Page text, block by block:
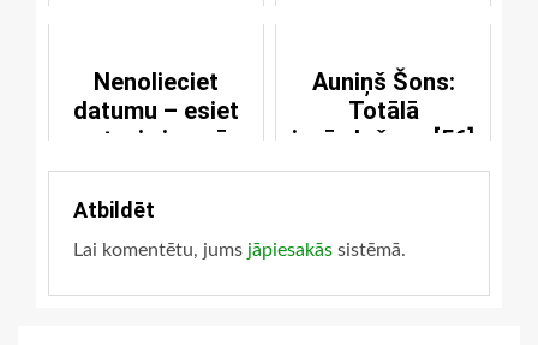
Nenolieciet
datumu – esiet
gatavi vienmēr
Auniņš Šons:
Totālā
izpārdošana [56]
Atbildēt
Lai komentētu, jums jāpiesakās sistēmā.